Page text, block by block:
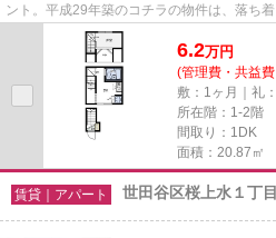
ント。平成29年築のコチラの物件は、落ち
は初期費用をカードでお支払...
6.2万円
(管理費・共益
敷：1ヶ月｜礼
所在階：1-2階
間取り：1DK
面積：20.87㎡
賃貸｜アパート 世田谷区桜上水１丁